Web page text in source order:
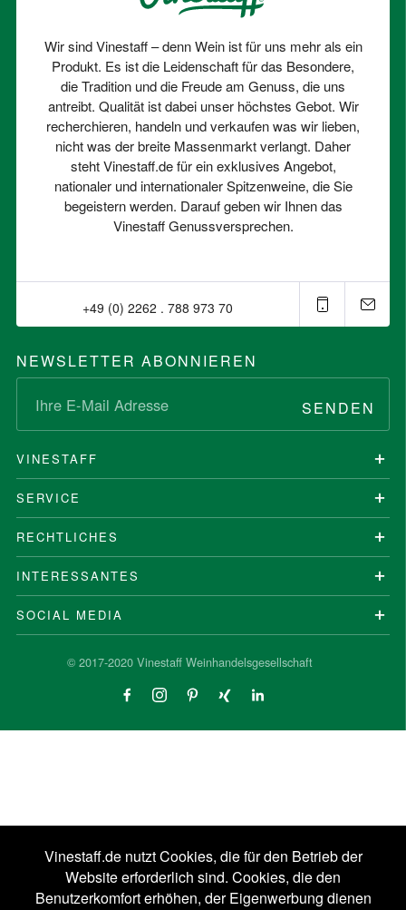
Wir sind Vinestaff – denn Wein ist für uns mehr als ein
Produkt. Es ist die Leidenschaft für das Besondere,
die Tradition und die Freude am Genuss, die uns
antreibt. Qualität ist dabei unser höchstes Gebot. Wir
recherchieren, handeln und verkaufen was wir lieben,
nicht was der breite Massenmarkt verlangt. Daher
steht Vinestaff.de für ein exklusives Angebot,
nationaler und internationaler Spitzenweine, die Sie
begeistern werden. Darauf geben wir Ihnen das
Vinestaff Genussversprechen.
+49 (0) 2262 . 788 973 70⁠
NEWSLETTER ABONNIEREN
SENDEN
VINESTAFF
SERVICE
RECHTLICHES
INTERESSANTES
SOCIAL MEDIA
© 2017-2020 Vinestaff Weinhandelsgesellschaft
Vinestaff.de nutzt Cookies, die für den Betrieb der
Website erforderlich sind. Cookies, die den
Benutzerkomfort erhöhen, der Eigenwerbung dienen